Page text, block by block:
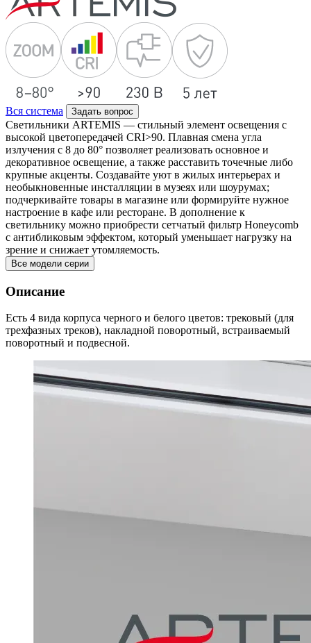
Вся система Задать вопрос
Светильники ARTEMIS — стильный элемент освещения с
высокой цветопередачей CRI>90. Плавная смена угла
излучения с 8 до 80° позволяет реализовать основное и
декоративное освещение, а также расставить точечные либо
крупные акценты. Создавайте уют в жилых интерьерах и
необыкновенные инсталляции в музеях или шоурумах;
подчеркивайте товары в магазине или формируйте нужное
настроение в кафе или ресторане. В дополнение к
светильнику можно приобрести сетчатый фильтр Honeycomb
с антибликовым эффектом, который уменьшает нагрузку на
зрение и снижает утомляемость.
Все модели серии
Описание
Есть 4 вида корпуса черного и белого цветов: трековый (для
трехфазных треков), накладной поворотный, встраиваемый
поворотный и подвесной.